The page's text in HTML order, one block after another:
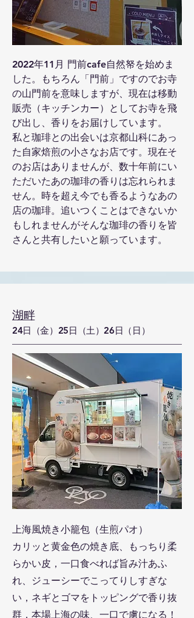
2022年11月 門前cafe自然帑を始めま
した。もちろん「門前」ですのでお寺
の山門前を意味しますが、現在は移動
販売（キッチンカー）としてお寺を飛
び出し、香りをお届けしています。
私と珈琲との出会いは京都山科にあっ
た自家焙煎の小さなお店です。現在そ
のお店はありませんが、数十年前にい
ただいたあの珈琲の香りは忘れられま
せん。時を超え今でも香るようなあの
店の珈琲。追いつくことはできないか
もしれませんがそんな珈琲の香りを皆
さんと共有したいと願っています。
湖畔
24日（金）25日（土）26日（日）
上海風焼き小籠包（生煎パオ）
カリッと黄金色の焼き底、もっちり柔
らかい皮，一口食べれば旨み汁あふ
れ、ジューシーでこってりしすぎな
い，ネギとゴマをトッピングで香り抜
群，本場上海の味、一口で虜になる！